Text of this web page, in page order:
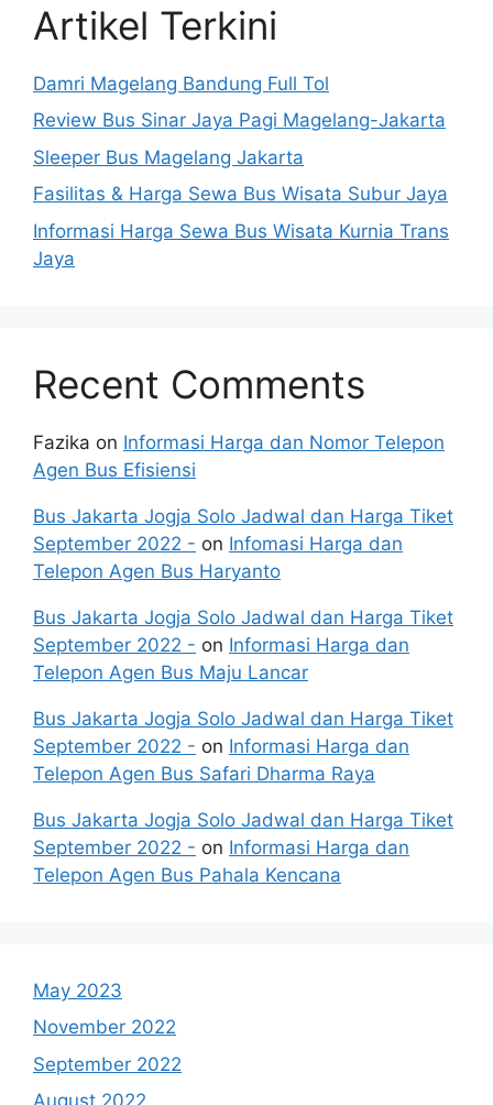
Artikel Terkini
Damri Magelang Bandung Full Tol
Review Bus Sinar Jaya Pagi Magelang-Jakarta
Sleeper Bus Magelang Jakarta
Fasilitas & Harga Sewa Bus Wisata Subur Jaya
Informasi Harga Sewa Bus Wisata Kurnia Trans
Jaya
Recent Comments
Fazika on Informasi Harga dan Nomor Telepon
Agen Bus Efisiensi
Bus Jakarta Jogja Solo Jadwal dan Harga Tiket
September 2022 - on Infomasi Harga dan
Telepon Agen Bus Haryanto
Bus Jakarta Jogja Solo Jadwal dan Harga Tiket
September 2022 - on Informasi Harga dan
Telepon Agen Bus Maju Lancar
Bus Jakarta Jogja Solo Jadwal dan Harga Tiket
September 2022 - on Informasi Harga dan
Telepon Agen Bus Safari Dharma Raya
Bus Jakarta Jogja Solo Jadwal dan Harga Tiket
September 2022 - on Informasi Harga dan
Telepon Agen Bus Pahala Kencana
May 2023
November 2022
September 2022